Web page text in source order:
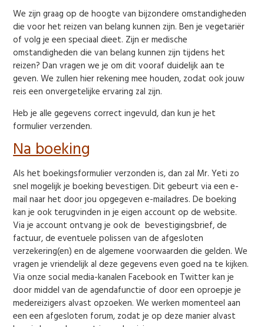
We zijn graag op de hoogte van bijzondere omstandigheden
die voor het reizen van belang kunnen zijn. Ben je vegetariër
of volg je een speciaal dieet. Zijn er medische
omstandigheden die van belang kunnen zijn tijdens het
reizen? Dan vragen we je om dit vooraf duidelijk aan te
geven. We zullen hier rekening mee houden, zodat ook jouw
reis een onvergetelijke ervaring zal zijn.
Heb je alle gegevens correct ingevuld, dan kun je het
formulier verzenden.
Na boeking
Als het boekingsformulier verzonden is, dan zal Mr. Yeti zo
snel mogelijk je boeking bevestigen. Dit gebeurt via een e-
mail naar het door jou opgegeven e-mailadres. De boeking
kan je ook terugvinden in je eigen account op de website.
Via je account ontvang je ook de bevestigingsbrief, de
factuur, de eventuele polissen van de afgesloten
verzekering(en) en de algemene voorwaarden die gelden. We
vragen je vriendelijk al deze gegevens even goed na te kijken.
Via onze social media-kanalen Facebook en Twitter kan je
door middel van de agendafunctie of door een oproepje je
medereizigers alvast opzoeken. We werken momenteel aan
een een afgesloten forum, zodat je op deze manier alvast